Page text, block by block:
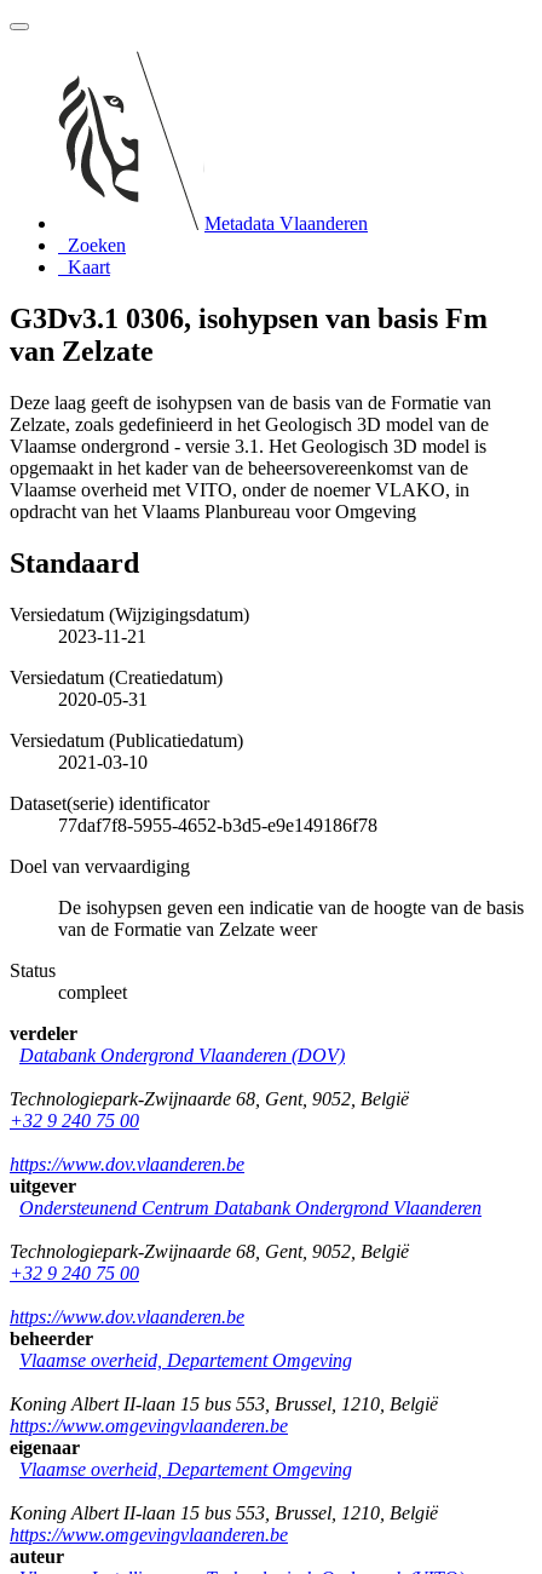
Metadata Vlaanderen
Zoeken
Kaart
G3Dv3.1 0306, isohypsen van basis Fm
van Zelzate
Deze laag geeft de isohypsen van de basis van de Formatie van
Zelzate, zoals gedefinieerd in het Geologisch 3D model van de
Vlaamse ondergrond - versie 3.1. Het Geologisch 3D model is
opgemaakt in het kader van de beheersovereenkomst van de
Vlaamse overheid met VITO, onder de noemer VLAKO, in
opdracht van het Vlaams Planbureau voor Omgeving
Standaard
Versiedatum (Wijzigingsdatum)
2023-11-21
Versiedatum (Creatiedatum)
2020-05-31
Versiedatum (Publicatiedatum)
2021-03-10
Dataset(serie) identificator
77daf7f8-5955-4652-b3d5-e9e149186f78
Doel van vervaardiging
De isohypsen geven een indicatie van de hoogte van de basis
van de Formatie van Zelzate weer
Status
compleet
verdeler
Databank Ondergrond Vlaanderen (DOV)
Technologiepark-Zwijnaarde 68 Gent, 9052 België
+32 9 240 75 00
https://www.dov.vlaanderen.be
uitgever
Ondersteunend Centrum Databank Ondergrond Vlaanderen
Technologiepark-Zwijnaarde 68 Gent, 9052 België
+32 9 240 75 00
https://www.dov.vlaanderen.be
beheerder
Vlaamse overheid, Departement Omgeving
Koning Albert II-laan 15 bus 553 Brussel 1210 België
https://www.omgevingvlaanderen.be
eigenaar
Vlaamse overheid, Departement Omgeving
Koning Albert II-laan 15 bus 553 Brussel 1210 België
https://www.omgevingvlaanderen.be
auteur